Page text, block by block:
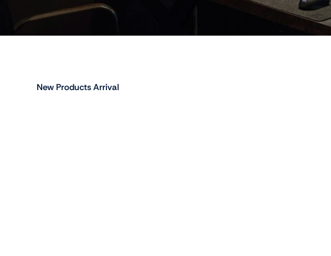
New Products Arrival